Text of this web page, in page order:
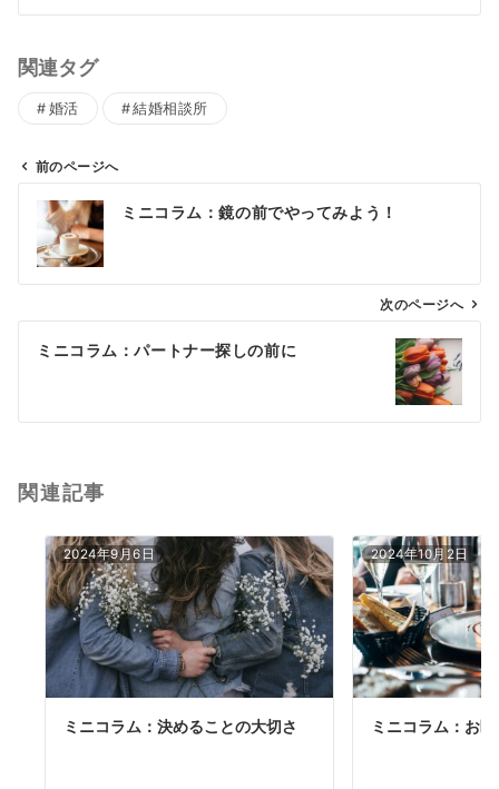
関連タグ
婚活 結婚相談所
ビ
ン
前のページへ
ミニコラム：鏡の前でやってみよう！
次のページへ
ミニコラム：パートナー探しの前に
関連記事
2024年9月6日
ミニコラム：決めることの大切さ
2024年10月2日
ミニコラム：お